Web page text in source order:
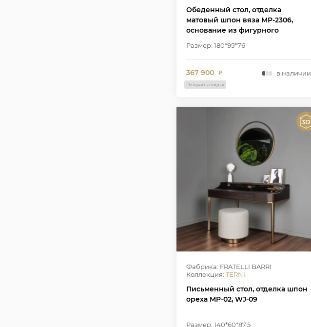
Обеденный стол, отделка
матовый шпон вяза MP-2306,
основание из фигурного
W2502
Размер: 180*95*76
367 900 ₽ в наличии
Получить скидку
Фабрика: FRATELLI BARRI
Коллекция: TERNI
Письменный стол, отделка шпон
ореха MP-02, WJ-09
Размер: 140*60*87.5